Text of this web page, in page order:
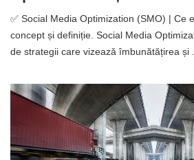
✅ Social Media Optimization (SMO) | Ce
concept și definiție. Social Media
de strategii care vizează îmbunătățirea și